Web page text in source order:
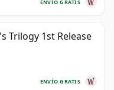
ENVÍO GRATIS
Trilogy 1st Release
ENVÍO GRATIS